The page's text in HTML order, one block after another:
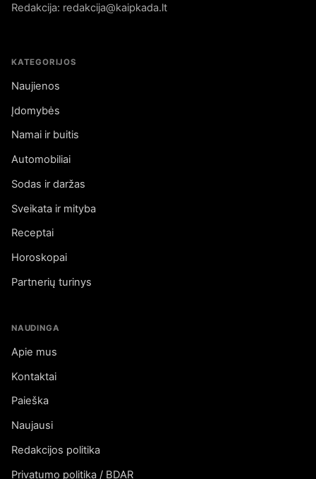
Redakcija: redakcija@kaipkada.lt
KATEGORIJOS
Naujienos
Įdomybės
Namai ir buitis
Automobiliai
Sodas ir daržas
Sveikata ir mityba
Receptai
Horoskopai
Partnerių turinys
NAUDINGA
Apie mus
Kontaktai
Paieška
Naujausi
Redakcijos politika
Privatumo politika / BDAR